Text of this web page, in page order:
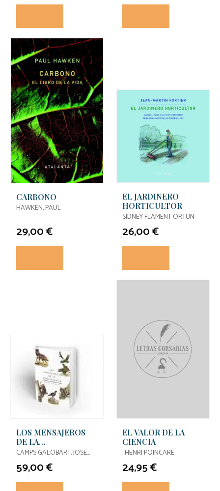
CARBONO
HAWKEN, PAUL
29,00 €
EL JARDINERO
HORTICULTOR
SIDNEY FLAMENT ORTUN
26,00 €
LOS MENSAJEROS
DE LA
BIODIVERSIDAD
CAMPS GALOBART, JOSE
RAMON DE
59,00 €
EL VALOR DE LA
CIENCIA
, HENRI POINCARÉ
24,95 €